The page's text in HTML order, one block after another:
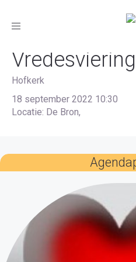
Toggle
Hofkerk
18 september 2022 10:30
Locatie: De Bron,